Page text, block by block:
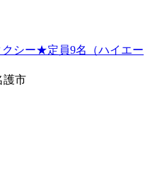
シー★定員9名（ハイエー
護市